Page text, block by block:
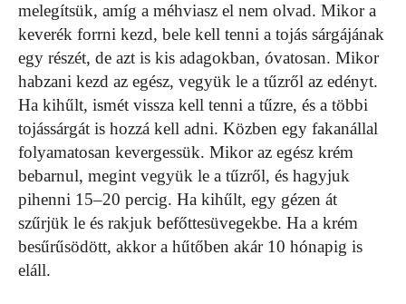
melegítsük, amíg a méhviasz el nem olvad. Mikor a
keverék forrni kezd, bele kell tenni a tojás sárgájának
egy részét, de azt is kis adagokban, óvatosan. Mikor
habzani kezd az egész, vegyük le a tűzről az edényt.
Ha kihűlt, ismét vissza kell tenni a tűzre, és a többi
tojássárgát is hozzá kell adni. Közben egy fakanállal
folyamatosan kevergessük. Mikor az egész krém
bebarnul, megint vegyük le a tűzről, és hagyjuk
pihenni 15–20 percig. Ha kihűlt, egy gézen át
szűrjük le és rakjuk befőttesüvegekbe. Ha a krém
besűrűsödött, akkor a hűtőben akár 10 hónapig is
eláll.